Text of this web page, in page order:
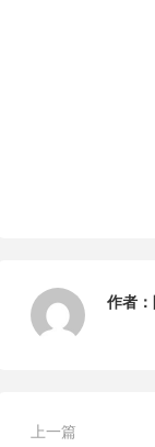
作者：
上一篇